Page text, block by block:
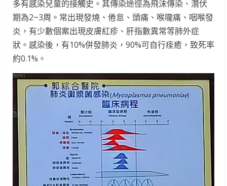
多有感染兒童的接觸史。其傳染途徑為飛沫傳染、潛伏
期為2~3周。常出現發燒、倦怠、頭痛、喉嚨痛、咽喉發
炎，有少數個案出現皮膚紅疹、肝指數異常等肺外症
狀。感染後，有10%併發肺炎，90%可自行痊癒，致死率
約0.1%。